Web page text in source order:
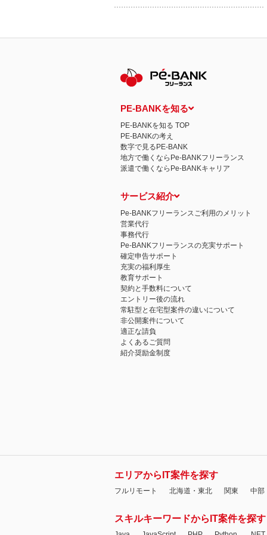
PE-BANKを知る
PE-BANKを知る TOP
PE-BANKの考え
数字で見るPE-BANK
地方で働くならPe-BANKフリーランス
派遣で働くならPe-BANKキャリア
サービス紹介
Pe-BANKフリーランスご利用のメリット
営業代行
事務代行
Pe-BANKフリーランスの充実サポート
確定申告サポート
充実の福利厚生
教育サポート
契約と手数料について
エントリー後の流れ
常駐型と在宅型案件の違いについて
非公開案件について
適正な請負
よくあるご質問
紹介奨励金制度
エリアからIT案件を探す
フルリモート 北海道・東北 関東 中部
スキルキーワードからIT案件を探す